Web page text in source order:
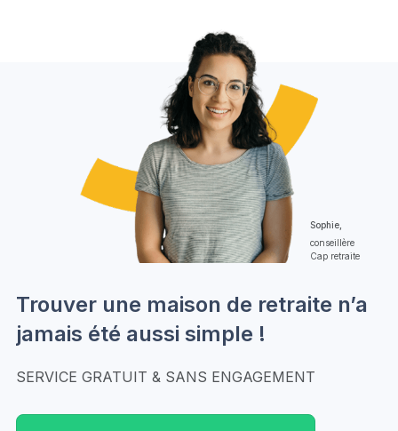
Sophie,
conseillère
Cap retraite
Trouver une maison de retraite n’a
jamais été aussi simple !
SERVICE GRATUIT & SANS ENGAGEMENT